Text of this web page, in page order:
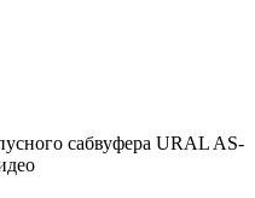
сабвуфера URAL AS-